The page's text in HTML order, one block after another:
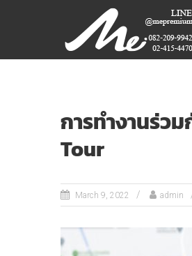
ME
PREMIUM
GIFT
LASER,
CRYSTAL,
TROPHY,
3D SCAN
พรีเมี่
การทำงานร่ว
Tour
March 9, 2022 admin